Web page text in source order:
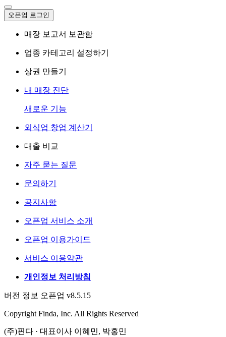
오픈업 로그인
매장 보고서 보관함
업종 카테고리 설정하기
상권 만들기
내 매장 진단
새로운 기능
외식업 창업 계산기
대출 비교
자주 묻는 질문
문의하기
공지사항
오픈업 서비스 소개
오픈업 이용가이드
서비스 이용약관
개인정보 처리방침
버전 정보 오픈업 v8.5.15
Copyright Finda, Inc. All Rights Reserved
(주)핀다 · 대표이사 이혜민, 박홍민